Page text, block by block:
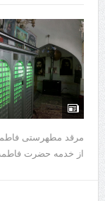
مرقد مطهرستی
از خدمه حضرت